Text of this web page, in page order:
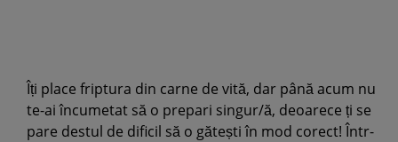
Îți place friptura din carne de vită, dar până acum nu
te-ai încumetat să o prepari singur/ă, deoarece ți se
pare destul de dificil să o gătești în mod corect! Într-